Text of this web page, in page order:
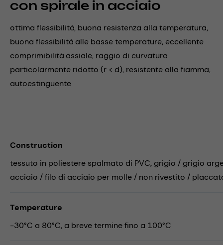
con spirale in acciaio
ottima flessibilità, buona resistenza alla temperatura,
buona flessibilità alle basse temperature, eccellente
comprimibilità assiale, raggio di curvatura
particolarmente ridotto (r < d), resistente alla fiamma,
autoestinguente
Construction
tessuto in poliestere spalmato di PVC, grigio / grigio
acciaio / filo di acciaio per molle / non rivestito /
Temperature
-30°C a 80°C, a breve termine fino a 100°C